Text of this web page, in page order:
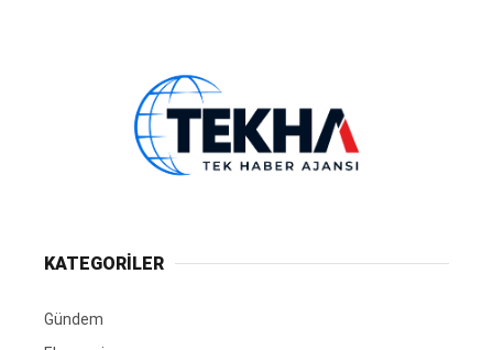
KATEGORİLER
Gündem